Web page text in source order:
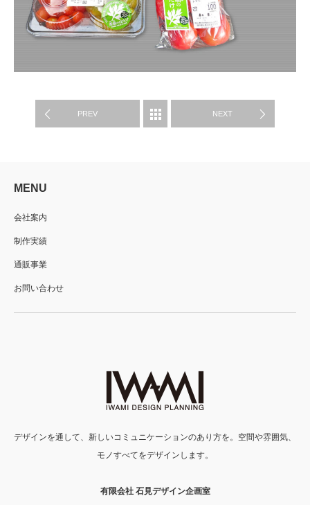
PREV
制作実績 NEXT
MENU
会社案内
制作実績
通販事業
お問い合わせ
デザインを通して、新しいコミュニケーションのあり方を。空間や雰囲気、
モノすべてをデザインします。
有限会社 石見デザイン企画室